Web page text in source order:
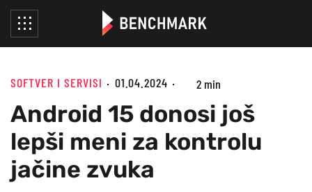
SOFTVER I SERVISI 01.04.2024 2 min
Android 15 donosi još
lepši meni za kontrolu
jačine zvuka